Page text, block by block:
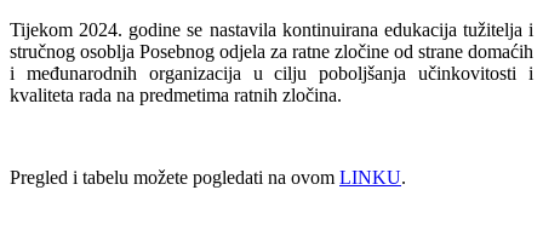
Tijekom 2024. godine se nastavila kontinuirana edukacija tužitelja i
stručnog osoblja Posebnog odjela za ratne zločine od strane domaćih
i međunarodnih organizacija u cilju poboljšanja učinkovitosti i
kvaliteta rada na predmetima ratnih zločina.
Pregled i tabelu možete pogledati na ovom LINKU.